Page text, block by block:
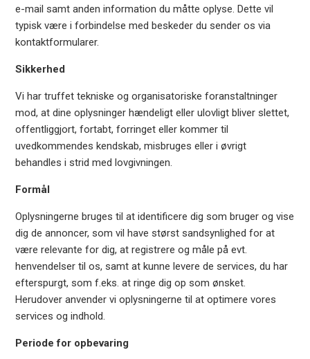
e-mail samt anden information du måtte oplyse. Dette vil
typisk være i forbindelse med beskeder du sender os via
kontaktformularer.
Sikkerhed
Vi har truffet tekniske og organisatoriske foranstaltninger
mod, at dine oplysninger hændeligt eller ulovligt bliver slettet,
offentliggjort, fortabt, forringet eller kommer til
uvedkommendes kendskab, misbruges eller i øvrigt
behandles i strid med lovgivningen.
Formål
Oplysningerne bruges til at identificere dig som bruger og vise
dig de annoncer, som vil have størst sandsynlighed for at
være relevante for dig, at registrere og måle på evt.
henvendelser til os, samt at kunne levere de services, du har
efterspurgt, som f.eks. at ringe dig op som ønsket.
Herudover anvender vi oplysningerne til at optimere vores
services og indhold.
Periode for opbevaring